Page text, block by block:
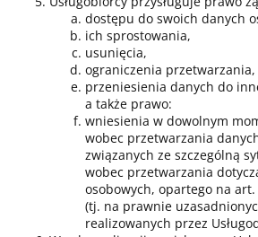
dostępu do swoich danych
ich sprostowania,
usunięcia,
ograniczenia przetwarzania,
przeniesienia danych do
a także prawo:
wniesienia w dowolnym
wobec przetwarzania
związanych ze szczególną
wobec przetwarzania
osobowych, opartego na
(tj. na prawnie
realizowanych przez